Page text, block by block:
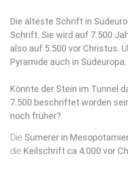
Die älteste Schrift in
Schrift. Sie wird auf 7.500
also auf 5.500 vor Christus.
Pyramide auch in Südeuropa.
Könnte der Stein im Tunnel
7.500 beschriftet worden
noch früher?
Die Sumerer in
die Keilschrift ca 4.000 vor